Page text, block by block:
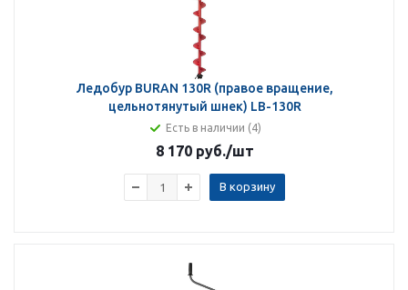
Ледобур BURAN 130R (правое вращение,
цельнотянутый шнек) LB-130R
Есть в наличии (4)
8 170 руб./шт
В корзину